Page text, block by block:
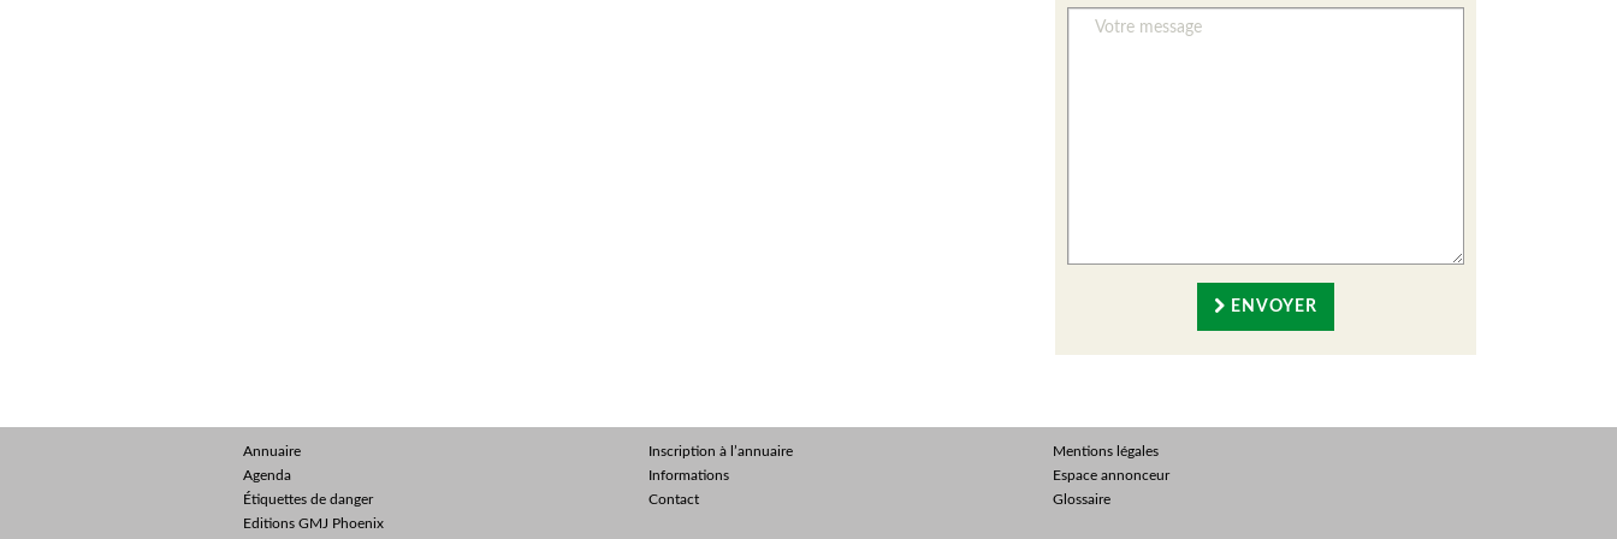
ENVOYER
Annuaire Inscription à l’annuaire
Mentions légales
Agenda
Informations
Espace annonceur
Étiquettes de danger
Contact
Glossaire
Editions GMJ Phoenix